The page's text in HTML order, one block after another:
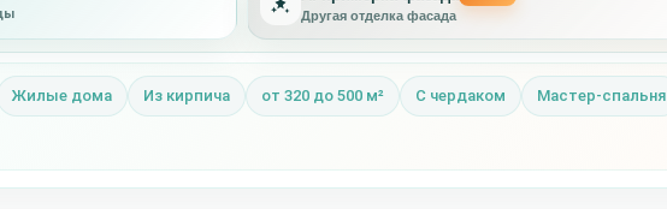
Другая отделка фасада
Жилые дома Из кирпича от 320 до 500 м² С чердаком Мастер-спальня